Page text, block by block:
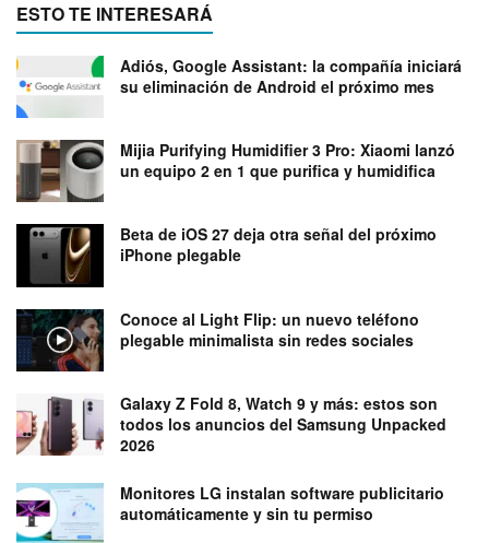
ESTO TE INTERESARÁ
Adiós, Google Assistant: la compañía iniciará
su eliminación de Android el próximo mes
Mijia Purifying Humidifier 3 Pro: Xiaomi lanzó
un equipo 2 en 1 que purifica y humidifica
Beta de iOS 27 deja otra señal del próximo
iPhone plegable
Conoce al Light Flip: un nuevo teléfono
plegable minimalista sin redes sociales
Galaxy Z Fold 8, Watch 9 y más: estos son
todos los anuncios del Samsung Unpacked
2026
Monitores LG instalan software publicitario
automáticamente y sin tu permiso